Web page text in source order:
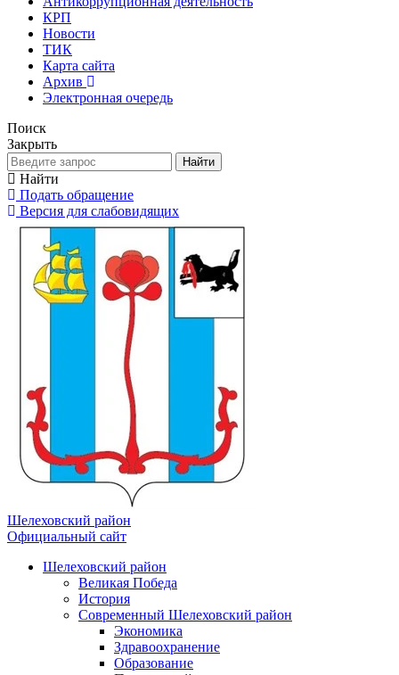
КРП
Новости
ТИК
Карта сайта
Архив
Электронная очередь
Поиск
Закрыть
Найти
Найти
Подать обращение
Версия для слабовидящих
Шелеховский район
Официальный сайт
Шелеховский район
Великая Победа
История
Современный Шелеховский район
Экономика
Здравоохранение
Образование